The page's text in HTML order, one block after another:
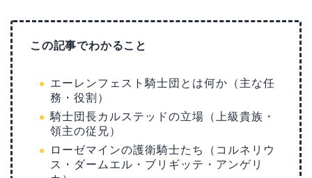
この記事でわかること
エーレンフェスト騎士団とは何か（主な任
務・役割）
騎士団長カルステッドの立場（上級貴族・
領主の従兄）
ローゼマインの護衛騎士たち（コルネリウ
ス・ダームエル・ブリギッテ・アンゲリ